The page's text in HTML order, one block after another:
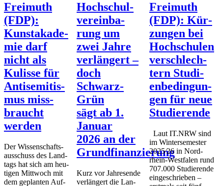
Frei­muth
(FDP):
Kunst­aka­de­
mie darf
nicht als
Kulis­se für
Anti­se­mi­tis­
mus miss­
braucht
werden
Der Wis­sen­schafts­
aus­schuss des Land­
tags hat sich am heu­
ti­gen Mitt­woch mit
dem geplan­ten Auf­
Hoch­schul­
ver­ein­ba­
rung um
zwei Jah­re
ver­län­gert –
doch
Schwarz-
Grün
sägt ab 1.
Janu­ar
2026 an der
Grundfinanzierung
Kurz vor Jah­res­en­de
ver­län­gert die Lan­
Frei­muth
(FDP): Kür­
zun­gen bei
Hoch­schu­len
ver­schlech­
tern Stu­di­
en­be­din­gun­
gen für neue
Studierende
Laut IT.NRW sind
im Win­ter­se­mes­ter
2025⁄26 in Nor­d­
rhein-Wes­t­­fa­­len rund
707.000 Stu­die­ren­de
ein­ge­schrie­ben –